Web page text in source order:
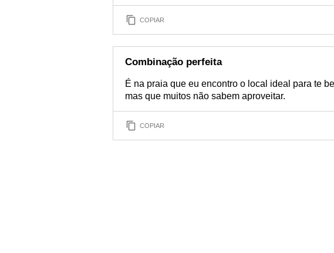
COPIAR
Combinação perfeita
É na praia que eu encontro o local ideal para te
mas que muitos não sabem aproveitar.
COPIAR